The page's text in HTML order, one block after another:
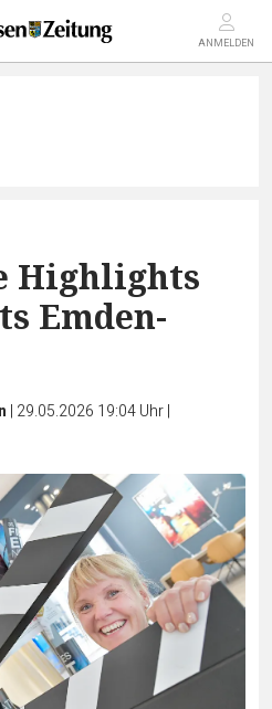
ANMELDEN
Highlights
Emden-
| 29.05.2026 19:04 Uhr|